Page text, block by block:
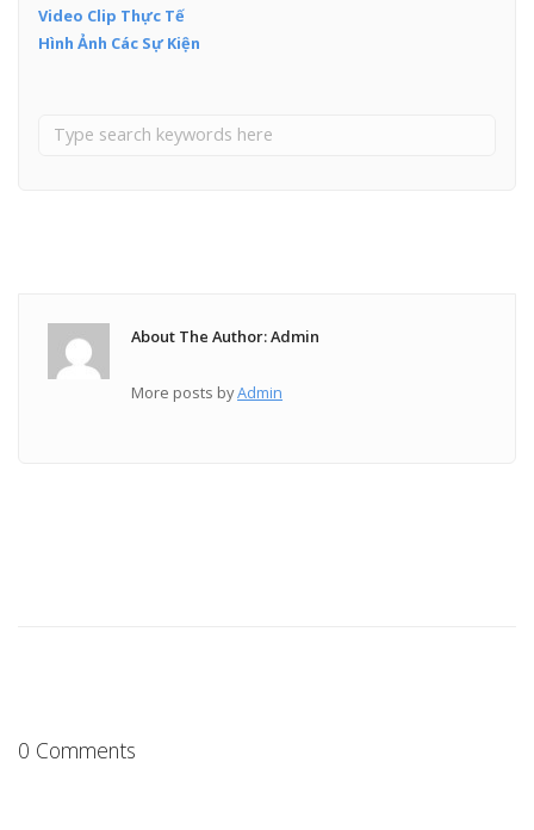
Video Clip Thực Tế
Hình Ảnh Các Sự Kiện
About The Author: Admin
More posts byAdmin
0 Comments